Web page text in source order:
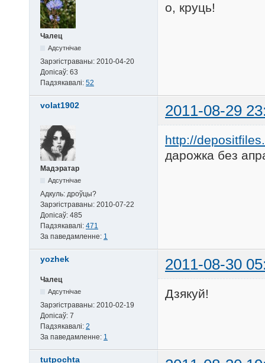
Чалец
Адсутнічае
Зарэгістраваны: 2010-04-20
Допісаў: 63
Падзякавалі: 52
о, круць!
volat1902 2011-08-29
Мадэратар
Адсутнічае
Адкуль: дроўцы?
Зарэгістраваны: 2010-07-22
Допісаў: 485
Падзякавалі: 471
За паведамленне: 1
http://
дарожка без
yozhek 2011-08-30
Чалец
Адсутнічае
Зарэгістраваны: 2010-02-19
Допісаў: 7
Падзякавалі: 2
За паведамленне: 1
Дзякуй!
tutpochta